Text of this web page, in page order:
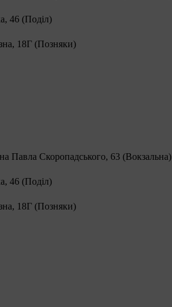
46 (Поділ)
18Г (Позняки)
Павла Скоропадського, 63 (Вокзальна)
46 (Поділ)
18Г (Позняки)